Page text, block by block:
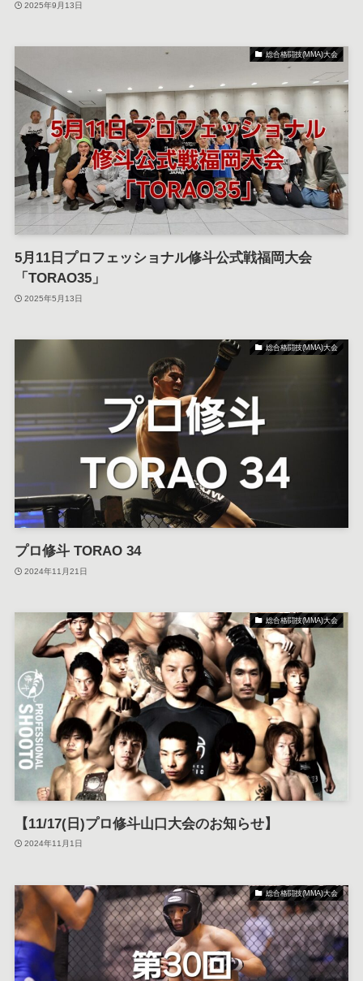
2025年9月13日
総合格闘技(MMA)大会
5月11日プロフェッショナル修斗公式戦福岡大会
「TORAO35」
2025年5月13日
総合格闘技(MMA)大会
プロ修斗 TORAO 34
2024年11月21日
総合格闘技(MMA)大会
【11/17(日)プロ修斗山口大会のお知らせ】
2024年11月1日
総合格闘技(MMA)大会